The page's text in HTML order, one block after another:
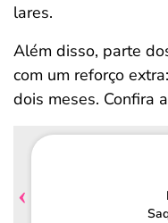
lares.
Além disso, parte
com um reforço
dois meses. Confira